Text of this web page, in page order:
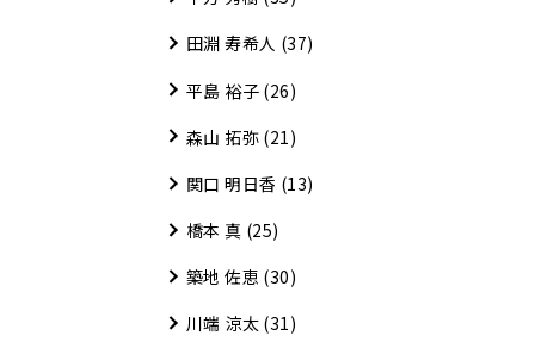
田淵 寿希人 (37)
平島 裕子 (26)
森山 拓弥 (21)
関口 明日香 (13)
橋本 真 (25)
築地 佐恵 (30)
川端 涼太 (31)